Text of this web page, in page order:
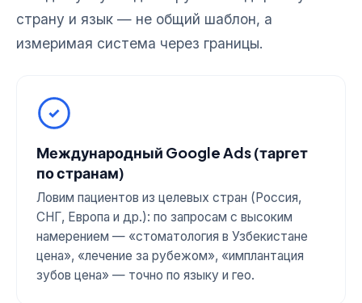
страну и язык — не общий шаблон, а
измеримая система через границы.
Международный Google Ads (таргет
по странам)
Ловим пациентов из целевых стран (Россия,
СНГ, Европа и др.): по запросам с высоким
намерением — «стоматология в Узбекистане
цена», «лечение за рубежом», «имплантация
зубов цена» — точно по языку и гео.